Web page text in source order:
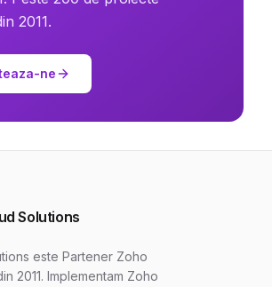
2011.
ne
Solutions
este Partener Zoho
2011. Implementam Zoho